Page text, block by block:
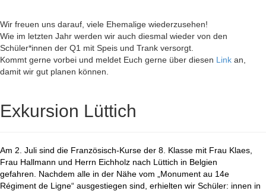
Wir freuen uns darauf, viele Ehemalige wiederzusehen!
Wie im letzten Jahr werden wir auch diesmal wieder von den
Schüler*innen der Q1 mit Speis und Trank versorgt.
Kommt gerne vorbei und meldet Euch gerne über diesen Link an,
damit wir gut planen können.
Exkursion Lüttich
Am 2. Juli sind die Französisch-Kurse der 8. Klasse mit Frau Klaes,
Frau Hallmann und Herrn Eichholz nach Lüttich in Belgien
gefahren. Nachdem alle in der Nähe vom „Monument au 14e
Régiment de Ligne“ ausgestiegen sind, erhielten wir Schüler: innen in